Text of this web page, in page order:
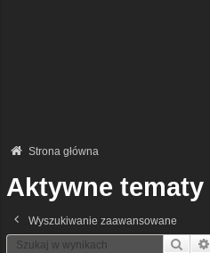
Strona główna
Aktywne tematy
Wyszukiwanie zaawansowane
Szukaj